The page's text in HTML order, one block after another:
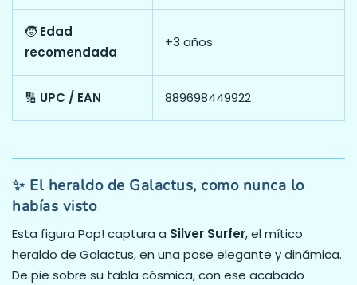
🧒 Edad
recomendada
+3 años
🔢 UPC / EAN 889698449922
✨ El heraldo de Galactus, como nunca lo
habías visto
Esta figura Pop! captura a Silver Surfer, el mítico
heraldo de Galactus, en una pose elegante y dinámica.
De pie sobre su tabla cósmica, con ese acabado